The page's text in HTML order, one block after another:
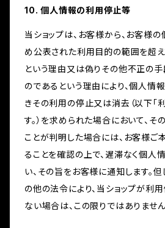
10. 個人情報の利用停止等
当ショップは、お客様から、お客様
め公表された利用目的の範囲を超
という理由又は偽りその他不正の
のであるという理由により、個人情
きその利用の停止又は消去（以下「
す。）を求められた場合において、
ことが判明した場合には、お客様ご
ることを確認の上で、遅滞なく個人
い、その旨をお客様に通知します。
の他の法令により、当ショップが利
ない場合は、この限りではありません